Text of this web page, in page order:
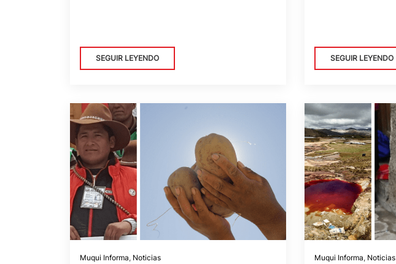
SEGUIR LEYENDO SEGUIR LEYENDO
Muqui Informa, Noticias Muqui Informa, Noticias